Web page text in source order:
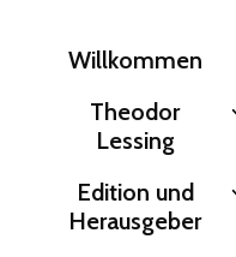
Willkommen
Theodor
Lessing
Edition und
Herausgeber